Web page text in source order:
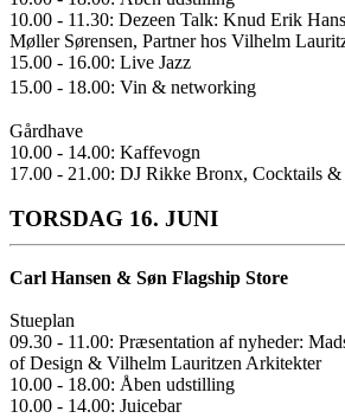
10.00 - 11.30: Dezeen Talk: Knud Erik
Møller Sørensen, Partner hos Vilhelm
15.00 - 16.00: Live Jazz
15.00 - 18.00: Vin & networking
Gårdhave
10.00 - 14.00: Kaffevogn
17.00 - 21.00: DJ Rikke Bronx, Cocktails &
TORSDAG 16. JUNI
Carl Hansen & Søn Flagship Store
Stueplan
09.30 - 11.00: Præsentation af nyheder:
of Design & Vilhelm Lauritzen Arkitekter
10.00 - 18.00: Åben udstilling
10.00 - 14.00: Juicebar